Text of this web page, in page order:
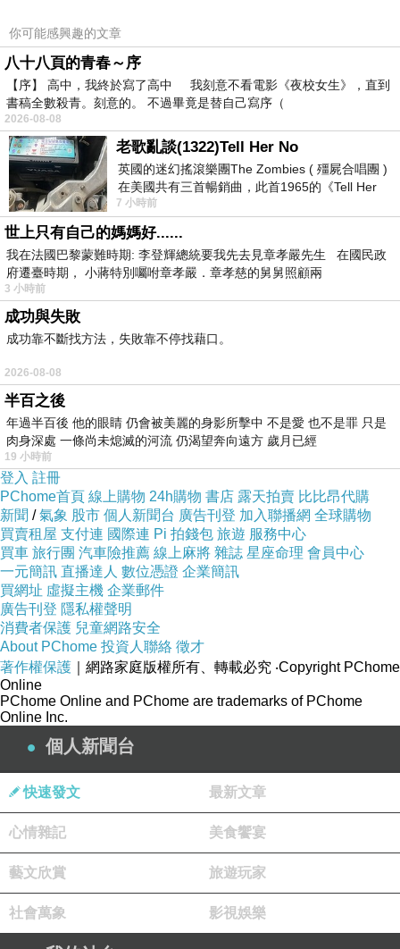
甜美波士頓包型
手提包/側背包 全具備
日本必買暢銷款
售完就絕版囉
商品訊息描述:
日本 薰衣草 - 手提/側背/波士頓包 愛心壓紋真皮包包
簡單卻可愛大方的波士頓包外型 在日本大人氣 (>ω<)
隨包附有長背帶，側背包/肩背包/斜背包/手提包 隨妳換
還會加附防塵袋，讓您保存商品更容易喔~
你可能感興趣的文章
八十八頁的青春～序
【序】 高中，我終於寫了高中 我刻意不看電影《夜校女生》，直到
書稿全數殺青。刻意的。 不過畢竟是替自己寫序（
2026-08-08
老歌亂談(1322)Tell Her No
英國的迷幻搖滾樂團The Zombies ( 殭屍合唱團 )
在美國共有三首暢銷曲，此首1965的《Tell Her
No》即為其中之一，在告示牌百大單曲
7 小時前
世上只有自己的媽媽好......
我在法國巴黎蒙難時期: 李登輝總統要我先去見章孝嚴先生 在國民政
府遷臺時期， 小蔣特別囑咐章孝嚴．章孝慈的舅舅照顧兩
3 小時前
成功與失敗
成功靠不斷找方法，失敗靠不停找藉口。
2026-08-08
半百之後
年過半百後 他的眼睛 仍會被美麗的身影所擊中 不是愛 也不是罪 只是
肉身深處 一條尚未熄滅的河流 仍渴望奔向遠方 歲月已經
19 小時前
登入 註冊
PChome首頁 線上購物 24h購物 書店 露天拍賣 比比昂代購
新聞 /氣象 股市 個人新聞台 廣告刊登 加入聯播網 全球購物
買賣租屋 支付連 國際連 Pi 拍錢包 旅遊 服務中心
買車 旅行團 汽車險推薦 線上麻將 雜誌 星座命理 會員中心
一元簡訊 直播達人 數位憑證 企業簡訊
買網址 虛擬主機 企業郵件
廣告刊登 隱私權聲明
消費者保護 兒童網路安全
About PChome 投資人聯絡 徵才
著作權保護 ｜網路家庭版權所有、轉載必究 ‧Copyright PChome
Online
PChome Online and PChome are trademarks of PChome
Online Inc.
個人新聞台
快速發文 最新文章
心情雜記 美食饗宴
藝文欣賞 旅遊玩家
社會萬象 影視娛樂